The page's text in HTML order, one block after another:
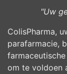
"Uw
ColisPharma,
parafarmacie,
om te voldoen